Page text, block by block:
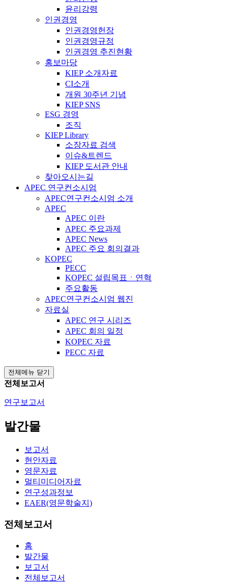
윤리강령
인권경영
인권경영헌장
인권경영규정
인권경영 추진현황
홍보마당
KIEP 소개자료
CI소개
개원 30주년 기념
KIEP SNS
ESG 경영
조직
KIEP Library
소장자료 검색
이슈&트렌드
KIEP 도서관 안내
찾아오시는길
APEC 연구컨소시엄
APEC연구컨소시엄 소개
APEC
APEC 이란
APEC 주요과제
APEC News
APEC 주요 회의결과
KOPEC
PECC
KOPEC 설립목표ㆍ연혁
주요활동
APEC연구컨소시엄 웹진
자료실
APEC 연구 시리즈
APEC 회의 일정
KOPEC 자료
PECC 자료
전체메뉴 닫기
전체보고서
연구보고서
발간물
보고서
현안자료
영문자료
멀티미디어자료
연구성과정보
EAER(영문학술지)
전체보고서
홈
발간물
보고서
전체보고서